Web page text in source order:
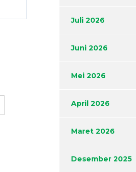
Juli 2026
Juni 2026
Mei 2026
April 2026
Maret 2026
Desember 2025